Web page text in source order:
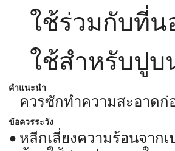
ใช้ร่วมกับที่
ใช้สำหรับปู
คำแนะนำ
ควรซักทำความสะอาดก่
ข้อควรระวัง
หลีกเลี่ยงความร้อนจาก